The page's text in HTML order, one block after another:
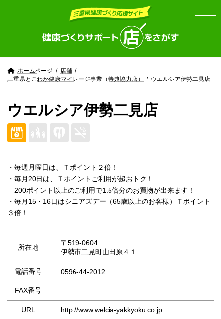
ホームページ
店舗
三重県とこわか健康マイレージ事業（特典協力店）
ウエルシア伊勢二見店
ウエルシア伊勢二見店
・毎週月曜日は、Ｔポイント２倍！
・毎月20日は、Ｔポイントご利用が超おトク！
200ポイント以上のご利用で1.5倍分のお買物が出来ます！
・毎月15・16日はシニアズデー（65歳以上のお客様）Ｔポイント
３倍！
所在地
〒519-0604
伊勢市二見町山田原４１
電話番号 0596-44-2012
FAX番号
URL http://www.welcia-yakkyoku.co.jp